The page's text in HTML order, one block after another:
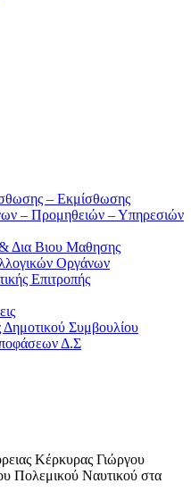
– Εκμίσθωσης
– Προμηθειών – Υπηρεσιών
Δια Βιου Μαθησης
Οργάνων
Επιτροπής
Δημοτικού Συμβουλίου
Δ.Σ
Κέρκυρας Γιώργου
Πολεμικού Ναυτικού στα